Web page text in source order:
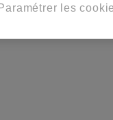
Paramétrer les